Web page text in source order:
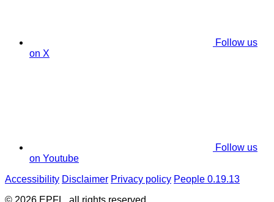
Follow us
on X
Follow us
on Youtube
Accessibility Disclaimer Privacy policy People 0.19.13